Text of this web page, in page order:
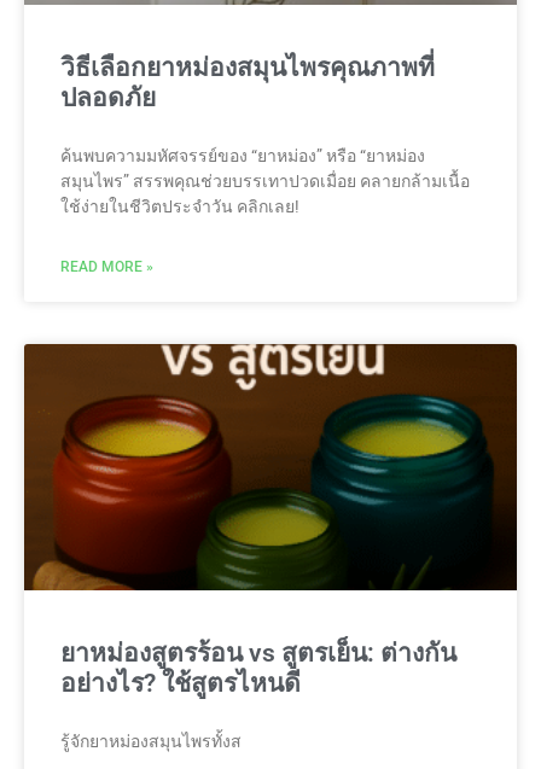
วิธีเลือกยาหม่องสมุนไพรคุณภาพที่
ปลอดภัย
ค้นพบความมหัศจรรย์ของ “ยาหม่อง” หรือ “ยาหม่อง
สมุนไพร” สรรพคุณช่วยบรรเทาปวดเมื่อย คลายกล้ามเนื้อ
ใช้ง่ายในชีวิตประจำวัน คลิกเลย!
READ MORE »
ยาหม่องสูตรร้อน vs สูตรเย็น: ต่างกัน
อย่างไร? ใช้สูตรไหนดี
รู้จักยาหม่องสมุนไพรทั้งส